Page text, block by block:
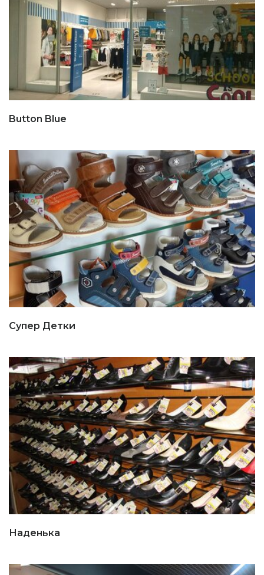
Button Blue
Супер Детки
Наденька